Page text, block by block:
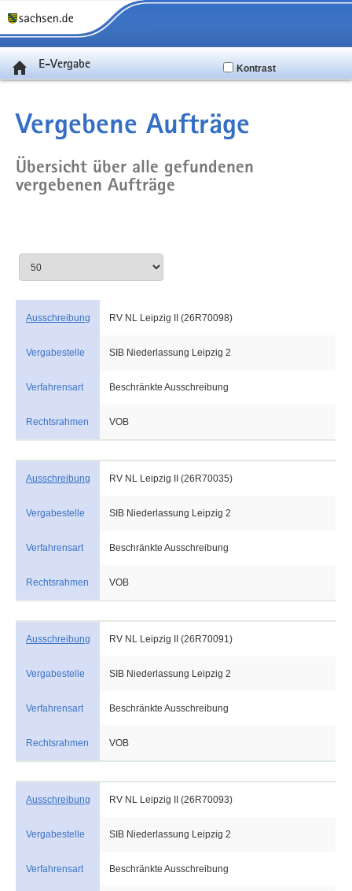
E-Vergabe Kontrast
Vergebene Aufträge
Übersicht über alle gefundenen
vergebenen Aufträge
Ausschreibung RV NL Leipzig II (26R70098)
Vergabestelle SIB Niederlassung Leipzig 2
Verfahrensart Beschränkte Ausschreibung
Rechtsrahmen VOB
Ausschreibung RV NL Leipzig II (26R70035)
Vergabestelle SIB Niederlassung Leipzig 2
Verfahrensart Beschränkte Ausschreibung
Rechtsrahmen VOB
Ausschreibung RV NL Leipzig II (26R70091)
Vergabestelle SIB Niederlassung Leipzig 2
Verfahrensart Beschränkte Ausschreibung
Rechtsrahmen VOB
Ausschreibung RV NL Leipzig II (26R70093)
Vergabestelle SIB Niederlassung Leipzig 2
Verfahrensart Beschränkte Ausschreibung